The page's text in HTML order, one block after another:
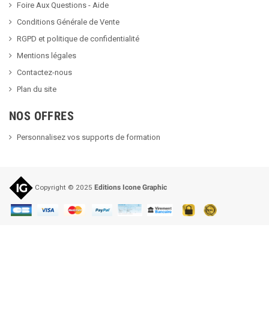
Foire Aux Questions - Aide
Conditions Générale de Vente
RGPD et politique de confidentialité
Mentions légales
Contactez-nous
Plan du site
NOS OFFRES
Personnalisez vos supports de formation
Copyright © 2025 Editions Icone Graphic